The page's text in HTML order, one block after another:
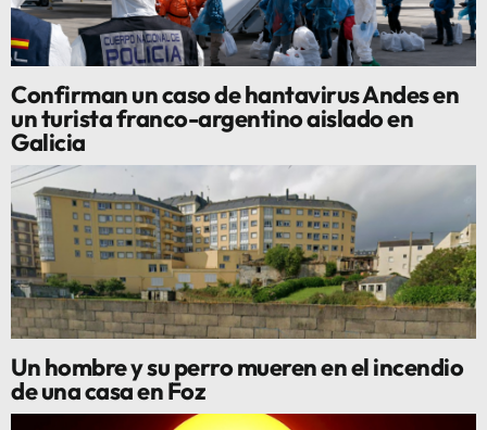
Confirman un caso de hantavirus Andes en
un turista franco-argentino aislado en
Galicia
Un hombre y su perro mueren en el incendio
de una casa en Foz